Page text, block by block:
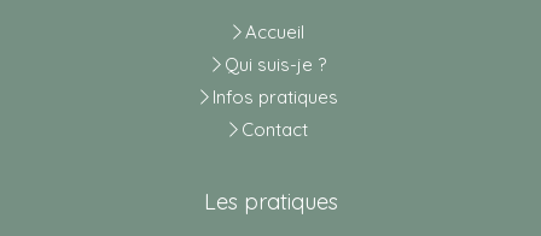
Accueil
Qui suis-je ?
Infos pratiques
Contact
Les pratiques